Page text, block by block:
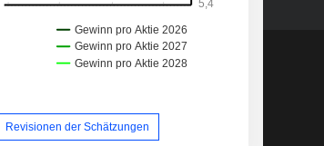
Revisionen der Schätzungen